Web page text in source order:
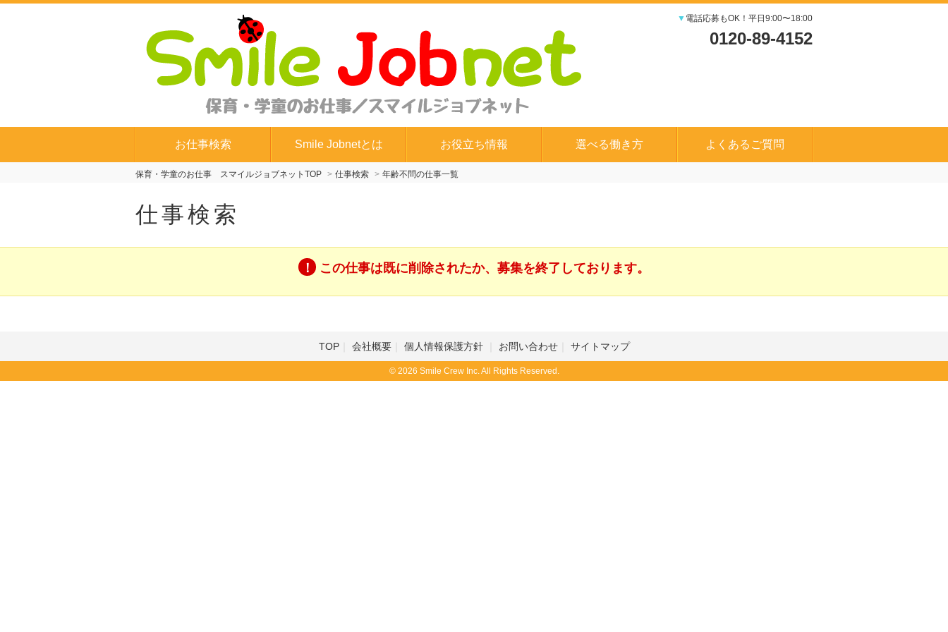
▼ 電話応募もOK！平日9:00〜18:00
0120-89-4152
お仕事検索 Smile Jobnetとは お役立ち情報 選べる働き方 よくあるご質問
保育・学童のお仕事 スマイルジョブネットTOP 仕事検索 年齢不問の仕事一覧
仕事検索
この仕事は既に削除されたか、募集を終了しております。
TOP 会社概要 個人情報保護方針 お問い合わせ サイトマップ
© 2026 Smile Crew Inc. All Rights Reserved.